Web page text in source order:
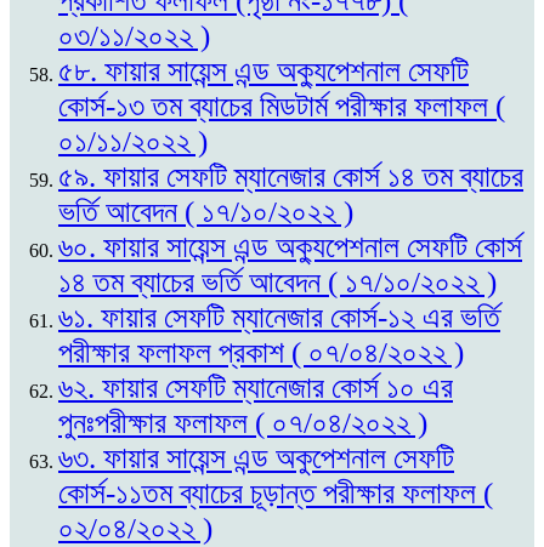
০৩/১১/২০২২ )
৫৮. ফায়ার সায়েন্স এন্ড অক্যুপেশনাল সেফটি
কোর্স-১৩ তম ব্যাচের মিডটার্ম পরীক্ষার ফলাফল (
০১/১১/২০২২ )
৫৯. ফায়ার সেফটি ম্যানেজার কোর্স ১৪ তম ব্যাচের
ভর্তি আবেদন ( ১৭/১০/২০২২ )
৬০. ফায়ার সায়েন্স এন্ড অক্যুপেশনাল সেফটি কোর্স
১৪ তম ব্যাচের ভর্তি আবেদন ( ১৭/১০/২০২২ )
৬১. ফায়ার সেফটি ম্যানেজার কোর্স-১২ এর ভর্তি
পরীক্ষার ফলাফল প্রকাশ ( ০৭/০৪/২০২২ )
৬২. ফায়ার সেফটি ম্যানেজার কোর্স ১০ এর
পুনঃপরীক্ষার ফলাফল ( ০৭/০৪/২০২২ )
৬৩. ফায়ার সায়েন্স এন্ড অকুপেশনাল সেফটি
কোর্স-১১তম ব্যাচের চূড়ান্ত পরীক্ষার ফলাফল (
০২/০৪/২০২২ )